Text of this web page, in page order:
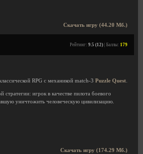
Скачать игру (44.20 Мб.)
Рейтинг: 9.5 (12) | Баллы: 179
RPG с механикой match-3 Рuzzle Quest
стратегии: игрок в качестве пилота боевого
уничтожить человеческую цивилизацию.
Скачать игру (174.29 Мб.)